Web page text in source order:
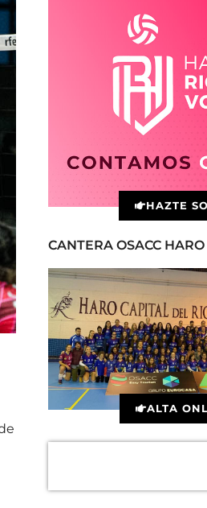
HAZTE
CANTERA OSACC
ALTA